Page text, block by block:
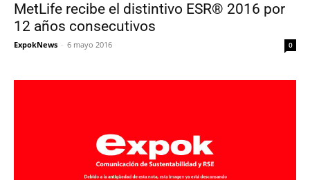
MetLife recibe el distintivo ESR® 2016 por
12 años consecutivos
ExpokNews - 6 mayo 2016 0